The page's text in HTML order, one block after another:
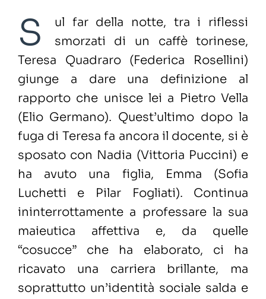
S
ul far della notte, tra i riflessi
smorzati di un caffè torinese,
Teresa Quadraro (Federica Rosellini)
giunge a dare una definizione al
rapporto che unisce lei a Pietro Vella
(Elio Germano). Quest’ultimo dopo la
fuga di Teresa fa ancora il docente, si è
sposato con Nadia (Vittoria Puccini) e
ha avuto una figlia, Emma (Sofia
Luchetti e Pilar Fogliati). Continua
ininterrottamente a professare la sua
maieutica affettiva e, da quelle
“cosucce” che ha elaborato, ci ha
ricavato una carriera brillante, ma
soprattutto un’identità sociale salda e